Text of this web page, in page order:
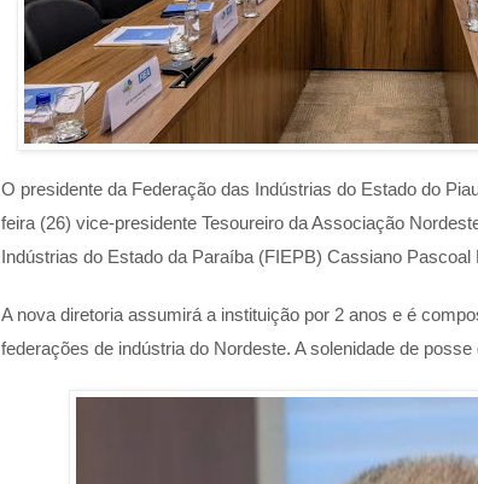
O presidente da Federação das Indústrias do Estado do
feira (26) vice-presidente Tesoureiro da Associação
Indústrias do Estado da Paraíba (FIEPB) Cassiano
A nova diretoria assumirá a instituição por 2 anos e é
federações de indústria do Nordeste. A solenidade de